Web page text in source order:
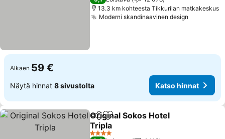
13.3 km kohteesta Tikkurilan matkakeskus
Moderni skandinaavinen design
Alkaen 59 €
Näytä hinnat 8 sivustolta Katso hinnat
Jaa Lisää suosikkeihin
Original Sokos Hotel
Tripla
4 Tähtiluokitus